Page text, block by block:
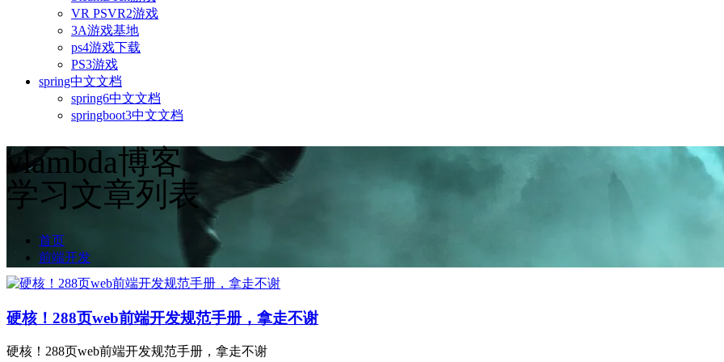
VR PSVR2游戏
3A游戏基地
ps4游戏下载
PS3游戏
spring中文文档
spring6中文文档
springboot3中文文档
vlambda博客
学习文章列表
首页
前端开发
硬核！288页web前端开发规范手册，拿走不谢
硬核！288页web前端开发规范手册，拿走不谢